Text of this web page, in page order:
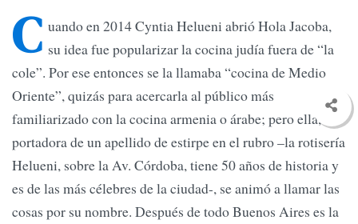
C uando en 2014 Cyntia Helueni abrió Hola Jacoba,
su idea fue popularizar la cocina judía fuera de “la
cole”. Por ese entonces se la llamaba “cocina de Medio
Oriente”, quizás para acercarla al público más
familiarizado con la cocina armenia o árabe; pero ella,
portadora de un apellido de estirpe en el rubro –la rotisería
Helueni, sobre la Av. Córdoba, tiene 50 años de historia y
es de las más célebres de la ciudad-, se animó a llamar las
cosas por su nombre. Después de todo Buenos Aires es la